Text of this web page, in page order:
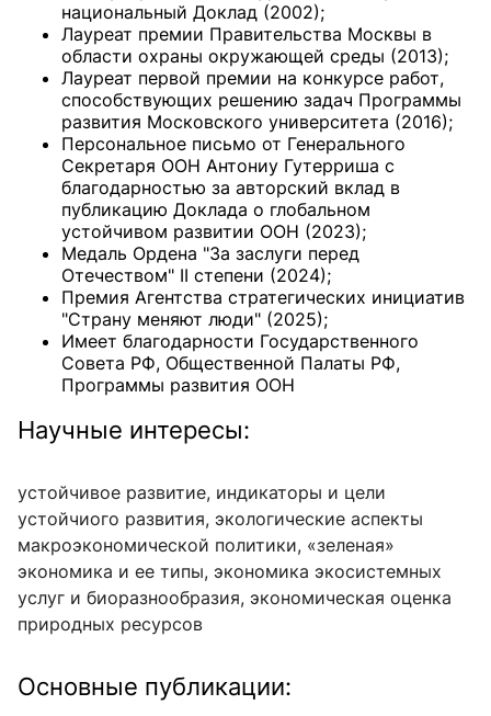
национальный Доклад (2002);
Лауреат премии Правительства Москвы в
области охраны окружающей среды (2013);
Лауреат первой премии на конкурсе работ,
способствующих решению задач Программы
развития Московского университета (2016);
Персональное письмо от Генерального
Секретаря ООН Антониу Гутерриша с
благодарностью за авторский вклад в
публикацию Доклада о глобальном
устойчивом развитии ООН (2023);
Медаль Ордена "За заслуги перед
Отечеством" II степени (2024);
Премия Агентства стратегических инициатив
"Страну меняют люди" (2025);
Имеет благодарности Государственного
Совета РФ, Общественной Палаты РФ,
Программы развития ООН
Научные интересы:
устойчивое развитие, индикаторы и цели
устойчиого развития, экологические аспекты
макроэкономической политики, «зеленая»
экономика и ее типы, экономика экосистемных
услуг и биоразнообразия, экономическая оценка
природных ресурсов
Основные публикации: